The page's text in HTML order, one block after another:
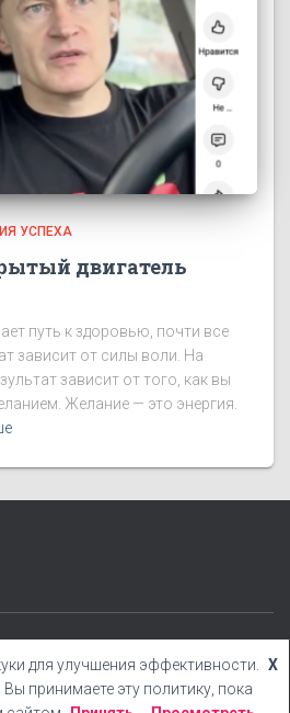
УСПЕХА
двигатель
путь к здоровью, почти все
зависит от силы воли. На
зависит от того, как вы
Желание — это энергия.
БОНУСЫ КНИГИ YOUTUBE
для улучшения эффективности.
принимаете эту политику, пока
X